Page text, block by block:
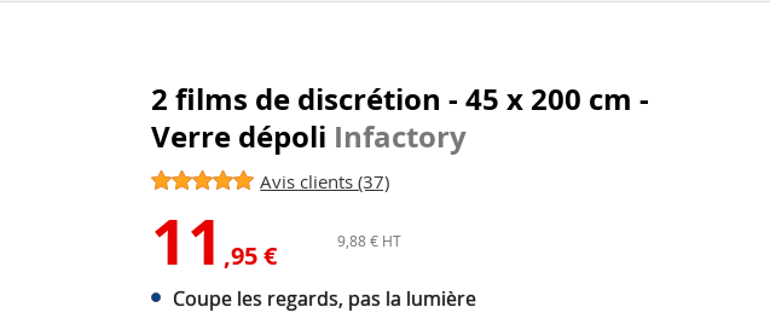
2 films de discrétion - 45 x 200 cm -
Verre dépoli Infactory
Avis clients (37)
11 ,95 € 9,88 € HT
Coupe les regards, pas la lumière